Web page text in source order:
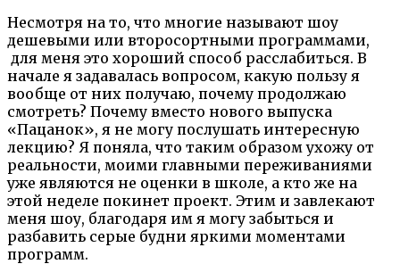
Несмотря на то, что многие называют шоу
дешевыми или второсортными программами,
для меня это хороший способ расслабиться. В
начале я задавалась вопросом, какую пользу я
вообще от них получаю, почему продолжаю
смотреть? Почему вместо нового выпуска
«Пацанок», я не могу послушать интересную
лекцию? Я поняла, что таким образом ухожу от
реальности, моими главными переживаниями
уже являются не оценки в школе, а кто же на
этой неделе покинет проект. Этим и завлекают
меня шоу, благодаря им я могу забыться и
разбавить серые будни яркими моментами
программ.